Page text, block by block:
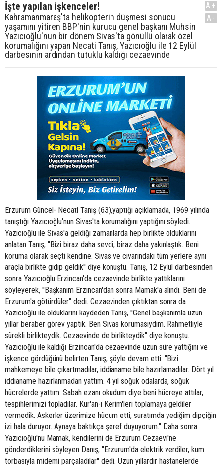
İşte yapılan işkenceler!
Kahramanmaraş'ta helikopterin düşmesi sonucu
yaşamını yitiren BBP'nin kurucu genel başkanı Muhsin
Yazıcıoğlu'nun bir dönem Sivas'ta gönüllü olarak özel
korumalığını yapan Necati Tanış, Yazıcıoğlu ile 12 Eylül
darbesinin ardından tutuklu kaldığı cezaevinde
A+
A-
Erzurum Güncel- Necati Tanış (63),yaptığı açıklamada, 1969 yılında
tanıştığı Yazıcıoğlu'nun Sivas'ta korumalığını yaptığını söyledi.
Yazıcıoğlu ile Sivas'a geldiği zamanlarda hep birlikte olduklarını
anlatan Tanış, ''Bizi biraz daha sevdi, biraz daha yakınlaştık. Beni
koruma olarak seçti kendine. Sivas ve civarındaki tüm yerlere aynı
araçla birlikte gidip geldik'' diye konuştu. Tanış, 12 Eylül darbesinden
sonra Yazıcıoğlu Erzincan'da cezaevinde birlikte yattıklarını
söyleyerek, ''Başkanım Erzincan'dan sonra Mamak'a alındı. Beni de
Erzurum'a götürdüler'' dedi. Cezaevinden çıktıktan sonra da
Yazıcıoğlu ile olduklarını kaydeden Tanış, ''Genel başkanımla uzun
yıllar beraber görev yaptık. Ben Sivas korumasıydım. Rahmetliyle
sürekli birlikteydik. Cezaevinde de birlikteydik'' diye konuştu.
Yazıcıoğlu ile kaldığı Erzincan'da cezaevinde uzun süre yattığını ve
işkence gördüğünü belirten Tanış, şöyle devam etti: ''Bizi
mahkemeye bile çıkartmadılar, iddianame bile hazırlamadılar. Dört yıl
iddianame hazırlanmadan yattım. 4 yıl soğuk odalarda, soğuk
hücrelerde yattım. Sabah ezanı okudum diye beni hücreye attılar,
tespihlerimizi topladılar. Kur'an-ı Kerim'leri toplamaya geldiler
vermedik. Askerler üzerimize hücum etti, suratımda yediğim dipçiğin
izi hala duruyor. Aynaya baktıkça şeref duyuyorum.'' Daha sonra
Yazıcıoğlu'nu Mamak, kendilerini de Erzurum Cezaevi'ne
gönderdiklerini söyleyen Danış, ''Erzurum'da elektrik verdiler, kum
torbasıyla midemi parçaladılar'' dedi. Uzun yıllardır hastanelerde